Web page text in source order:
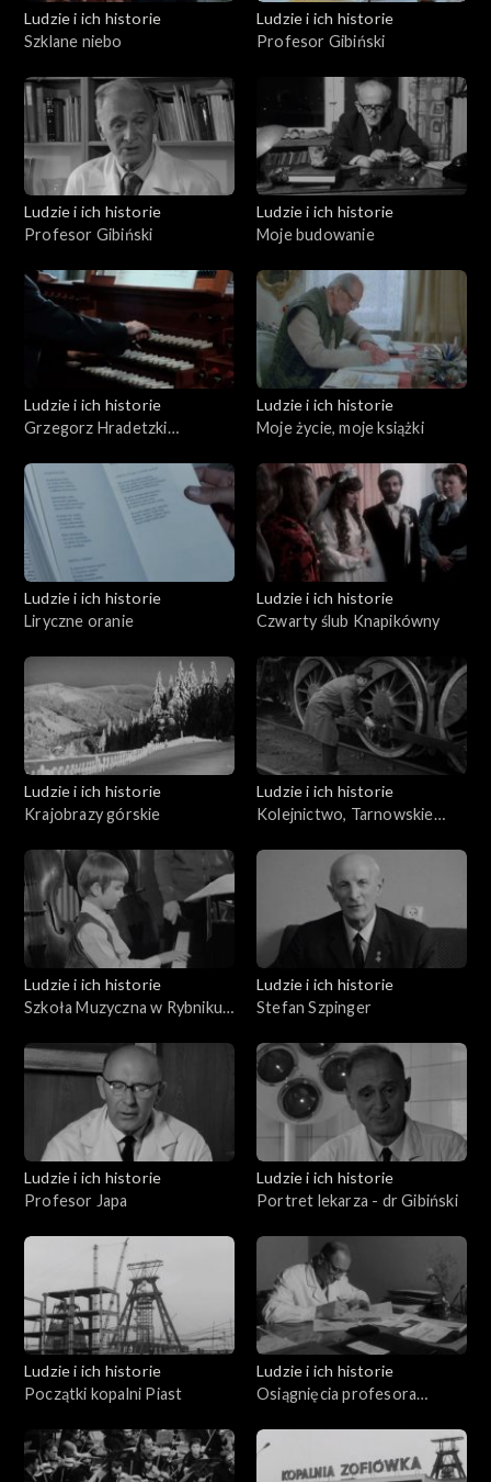
Ludzie i ich historie
Szklane niebo
Ludzie i ich historie
Profesor Gibiński
Ludzie i ich historie
Profesor Gibiński
Ludzie i ich historie
Moje budowanie
Ludzie i ich historie
Grzegorz Hradetzki
Ludzie i ich historie
Moje życie, moje książki
Ludzie i ich historie
Liryczne oranie
Ludzie i ich historie
Czwarty ślub Knapikówny
Ludzie i ich historie
Krajobrazy górskie
Ludzie i ich historie
Kolejnictwo, Tarnowskie
Ludzie i ich historie
Szkoła Muzyczna w Rybniku
Szafranków
Ludzie i ich historie
Stefan Szpinger
Ludzie i ich historie
Profesor Japa
Ludzie i ich historie
Portret lekarza - dr Gibiński
Ludzie i ich historie
Początki kopalni Piast
Ludzie i ich historie
Osiągnięcia profesora